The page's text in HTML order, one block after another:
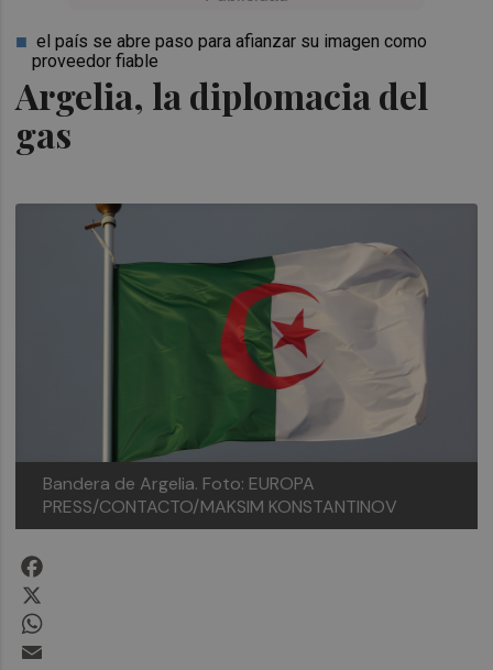
Argelia, la diplomacia del
gas
el país se abre paso para afianzar su imagen como
proveedor fiable
Bandera de Argelia. Foto: EUROPA
PRESS/CONTACTO/MAKSIM KONSTANTINOV